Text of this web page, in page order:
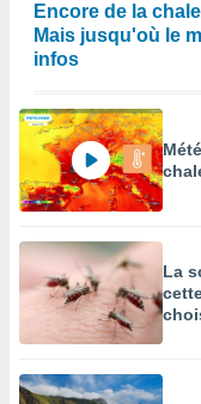
Encore de la
Mais jusqu'où le
infos
La